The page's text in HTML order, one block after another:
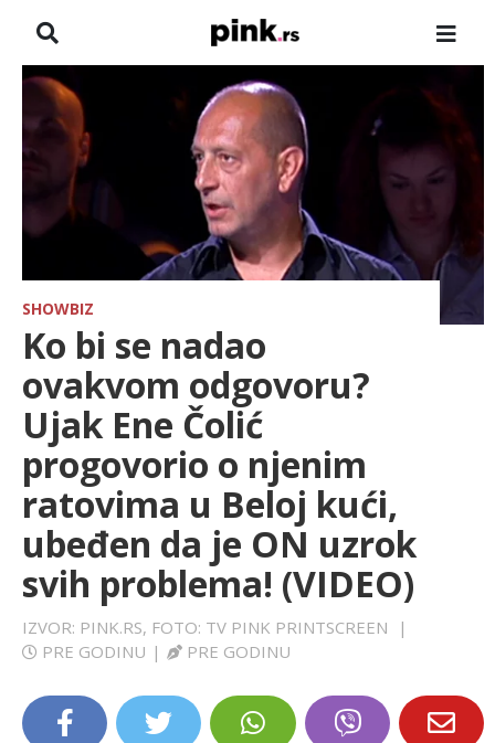
NASLOVNA
VESTI
HRONIKA
FARMERI
TV
SPORT
LIFESTYLE
EXTRA
SHOWBIZ
Ko bi se nadao
ovakvom odgovoru?
Ujak Ene Čolić
progovorio o njenim
ratovima u Beloj kući,
ubeđen da je ON uzrok
svih problema! (VIDEO)
IZVOR: PINK.RS, FOTO: TV PINK PRINTSCREEN
|
PRE GODINU | PRE GODINU